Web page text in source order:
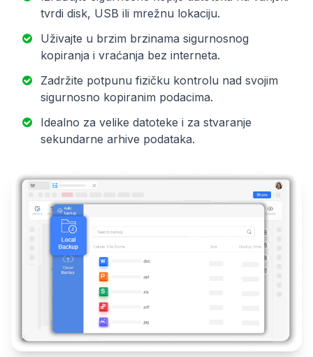
tvrdi disk, USB ili mrežnu lokaciju.
Uživajte u brzim brzinama sigurnosnog
kopiranja i vraćanja bez interneta.
Zadržite potpunu fizičku kontrolu nad svojim
sigurnosno kopiranim podacima.
Idealno za velike datoteke i za stvaranje
sekundarne arhive podataka.